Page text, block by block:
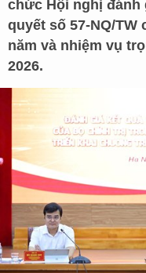
chức Hội nghị đánh
quyết số 57-NQ/TW
năm và nhiệm vụ
2026.